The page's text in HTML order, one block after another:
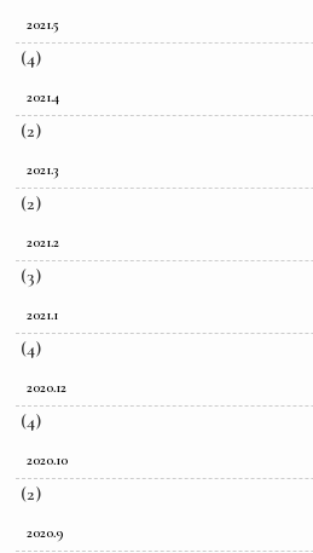
2021.5
(4)
2021.4
(2)
2021.3
(2)
2021.2
(3)
2021.1
(4)
2020.12
(4)
2020.10
(2)
2020.9